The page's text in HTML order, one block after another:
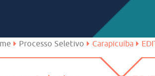
São José dos Campos
Processo Seletivo Carapicuíba